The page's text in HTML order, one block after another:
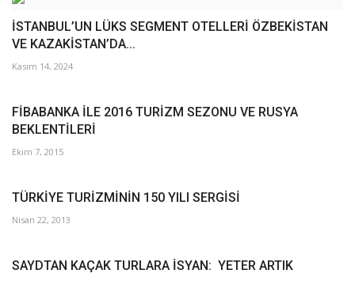
İSTANBUL’UN LÜKS SEGMENT OTELLERİ ÖZBEKİSTAN
VE KAZAKİSTAN’DA...
Kasım 14, 2024
FİBABANKA İLE 2016 TURİZM SEZONU VE RUSYA
BEKLENTİLERİ
Ekim 7, 2015
TÜRKİYE TURİZMİNİN 150 YILI SERGİSİ
Nisan 22, 2013
SAYDTAN KAÇAK TURLARA İSYAN:  YETER ARTIK